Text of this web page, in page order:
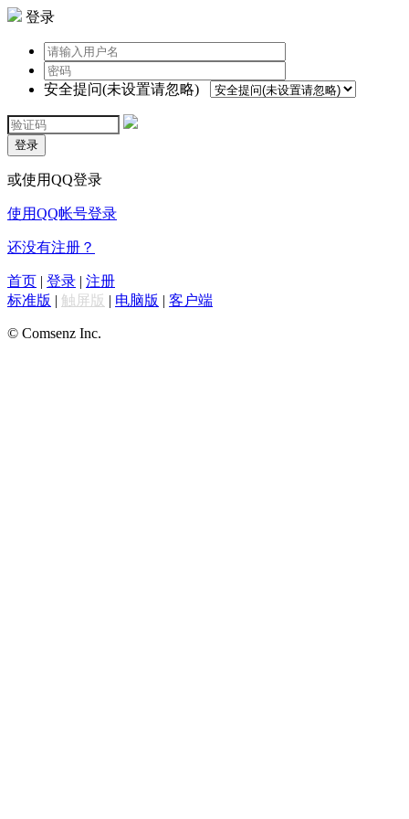
登录
安全提问(未设置请忽略)
登录
或使用QQ登录
使用QQ帐号登录
还没有注册？
首页 | 登录 | 注册
标准版 | 触屏版 | 电脑版 | 客户端
© Comsenz Inc.